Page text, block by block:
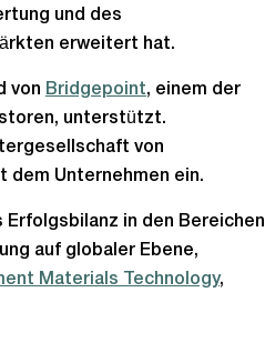
und des
erweitert hat.
von Bridgepoint, einem der
unterstützt.
von
dem Unternehmen ein.
in den Bereichen
auf globaler Ebene,
Materials Technology,